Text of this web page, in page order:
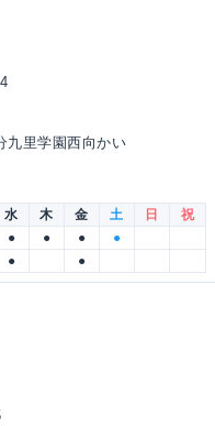
九里学園西向かい
水 木 金 土 日
祝
● ● ●
●
● ●